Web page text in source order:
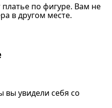
по фигуре. Вам не
в другом месте.
вы увидели себя со